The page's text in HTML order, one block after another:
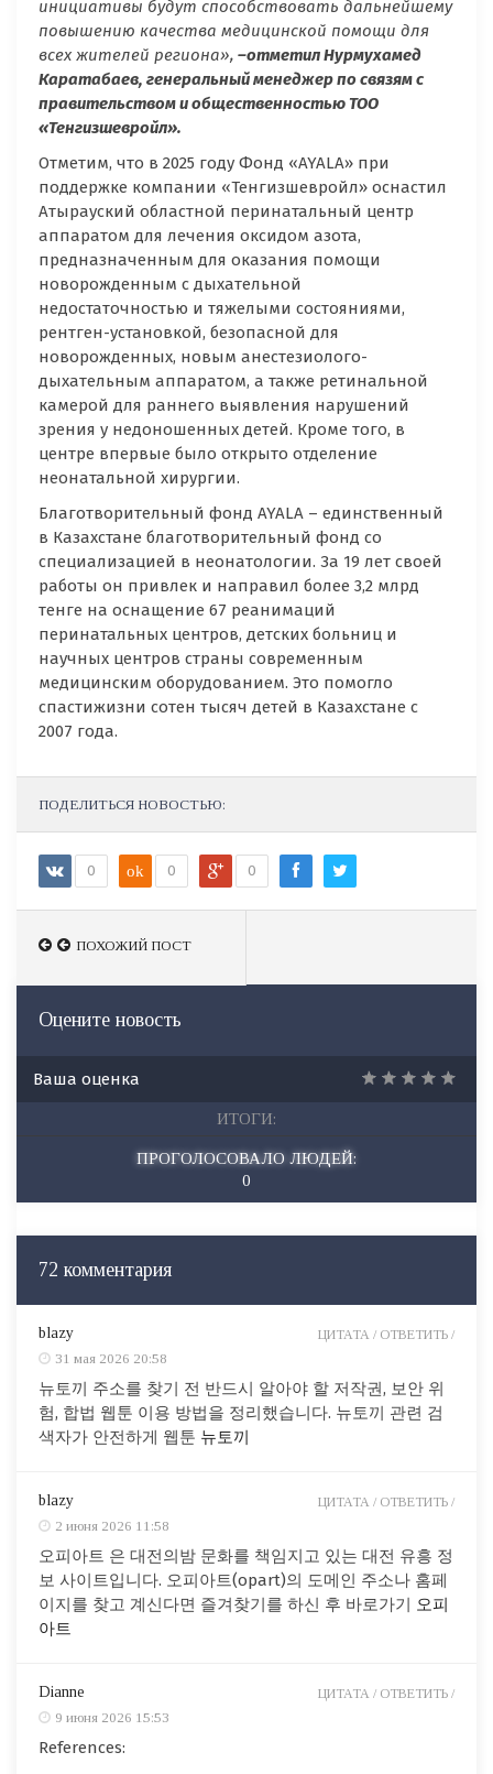
инициативы будут способствовать дальнейшему
повышению качества медицинской помощи для
всех жителей региона», –отметилНурмухамед
Каратабаев, генеральный менеджер по связям с
правительством и общественностью ТОО
«Тенгизшевройл».
Отметим, что в 2025 году Фонд «AYALA» при
поддержке компании «Тенгизшевройл» оснастил
Атырауский областной перинатальный центр
аппаратом для лечения оксидом азота,
предназначенным для оказания помощи
новорожденным с дыхательной
недостаточностью и тяжелыми состояниями,
рентген-установкой, безопасной для
новорожденных, новым анестезиолого-
дыхательным аппаратом, а также ретинальной
камерой для раннего выявления нарушений
зрения у недоношенных детей. Кроме того, в
центре впервые было открыто отделение
неонатальной хирургии.
Благотворительный фонд AYALA – единственный
в Казахстане благотворительный фонд со
специализацией в неонатологии. За 19 лет своей
работы он привлек и направил более 3,2 млрд
тенге на оснащение 67 реанимаций
перинатальных центров, детских больниц и
научных центров страны современным
медицинским оборудованием. Это помогло
спастижизни сотен тысяч детей в Казахстане с
2007 года.
ПОДЕЛИТЬСЯ НОВОСТЬЮ:
0 ok 0 0
ПОХОЖИЙ ПОСТ
ПОХОЖИЙ ПОСТ
Оцените новость
Ваша оценка
ИТОГИ:
ПРОГОЛОСОВАЛО ЛЮДЕЙ:
0
72 комментария
blazy
31 мая 2026 20:58
뉴토끼 주소를 찾기 전 반드시 알아야 할 저작권, 보안 위
험, 합법 웹툰 이용 방법을 정리했습니다. 뉴토끼 관련 검
색자가 안전하게 웹툰 뉴토끼
ЦИТАТА / ОТВЕТИТЬ /
blazy
2 июня 2026 11:58
오피아트 은 대전의밤 문화를 책임지고 있는 대전 유흥 정
보 사이트입니다. 오피아트(opart)의 도메인 주소나 홈페
이지를 찾고 계신다면 즐겨찾기를 하신 후 바로가기 오피
아트
ЦИТАТА / ОТВЕТИТЬ /
Dianne
9 июня 2026 15:53
References:
ЦИТАТА / ОТВЕТИТЬ /